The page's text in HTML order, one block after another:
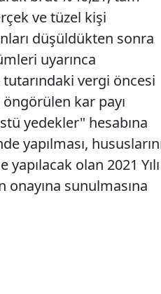
ve tüzel kişi
düşüldükten sonra
uyarınca
tutarındaki vergi öncesi
kar payı
yedekler" hesabına
yapılması,
olan 2021 Yılı
onayına sunulmasına